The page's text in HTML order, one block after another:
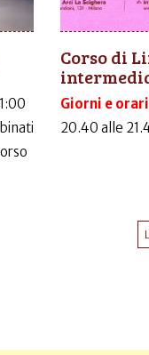
Corso di
Giorni e
20.40 alle